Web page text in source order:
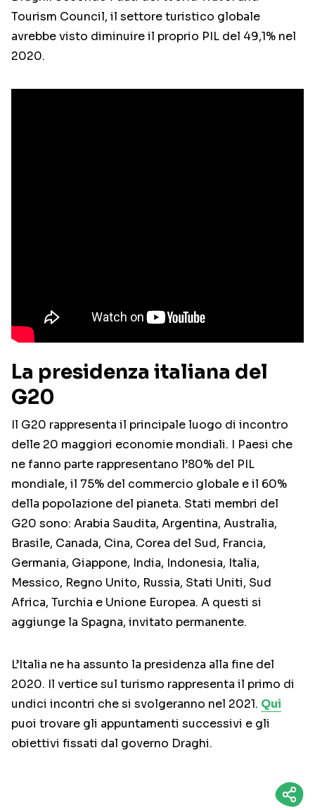
Tourism Council, il settore turistico globale
avrebbe visto diminuire il proprio PIL del 49,1% nel
2020.
La presidenza italiana del
G20
Il G20 rappresenta il principale luogo di incontro
delle 20 maggiori economie mondiali. I Paesi che
ne fanno parte rappresentano l’80% del PIL
mondiale, il 75% del commercio globale e il 60%
della popolazione del pianeta. Stati membri del
G20 sono: Arabia Saudita, Argentina, Australia,
Brasile, Canada, Cina, Corea del Sud, Francia,
Germania, Giappone, India, Indonesia, Italia,
Messico, Regno Unito, Russia, Stati Uniti, Sud
Africa, Turchia e Unione Europea. A questi si
aggiunge la Spagna, invitato permanente.
L’Italia ne ha assunto la presidenza alla fine del
2020. Il vertice sul turismo rappresenta il primo di
undici incontri che si svolgeranno nel 2021. Qui
puoi trovare gli appuntamenti successivi e gli
obiettivi fissati dal governo Draghi.